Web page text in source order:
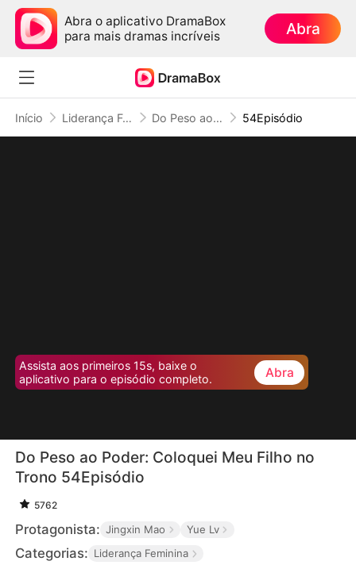
Abra o aplicativo DramaBox
para mais dramas incríveis
Abra
Início Liderança Feminina Do Peso ao Poder: Coloquei Meu Filho no Trono 54Episódio
Assista aos primeiros 15s, baixe o
aplicativo para o episódio completo.
Abra
Do Peso ao Poder: Coloquei Meu Filho no
Trono 54Episódio
5762
Protagonista: Jingxin Mao Yue Lv
Categorias: Liderança Feminina